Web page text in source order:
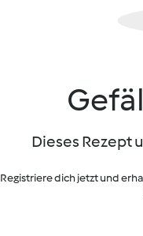
Dieses Rezept
Registriere dich jetzt und